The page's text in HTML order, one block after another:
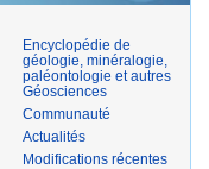
Encyclopédie de
géologie, minéralogie,
paléontologie et autres
Géosciences
Communauté
Actualités
Modifications récentes